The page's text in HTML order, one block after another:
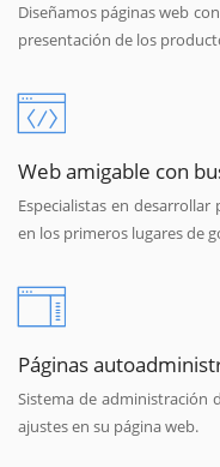
Diseñamos páginas web
presentación de los
Web amigable con
Especialistas en
en los primeros lugares de
Páginas
Sistema de administración
ajustes en su página web.